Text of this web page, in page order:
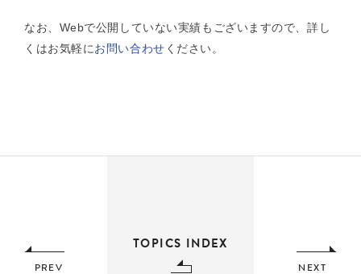
なお、Webで公開していない実績もございますので、詳し
くはお気軽にお問い合わせ ください。
PREV
TOPICS INDEX
NEXT